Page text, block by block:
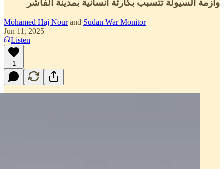
وأزمة السيولة تتسبب بكارثة انسانية بمدينة الفاشر
Mohamed Haj Nourand Sudan War Monitor
Jun 11, 2025
Listen
1